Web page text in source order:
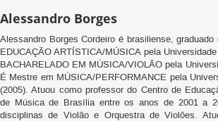
Alessandro Borges
Alessandro Borges Cordeiro é brasiliense, graduado
EDUCAÇÃO ARTÍSTICA/MÚSICA pela
BACHARELADO EM MÚSICA/VIOLÃO pela
É Mestre em MÚSICA/PERFORMANCE pela
(2005). Atuou como professor do Centro de
de Música de Brasília entre os anos de 2001 a
disciplinas de Violão e Orquestra de Violões.